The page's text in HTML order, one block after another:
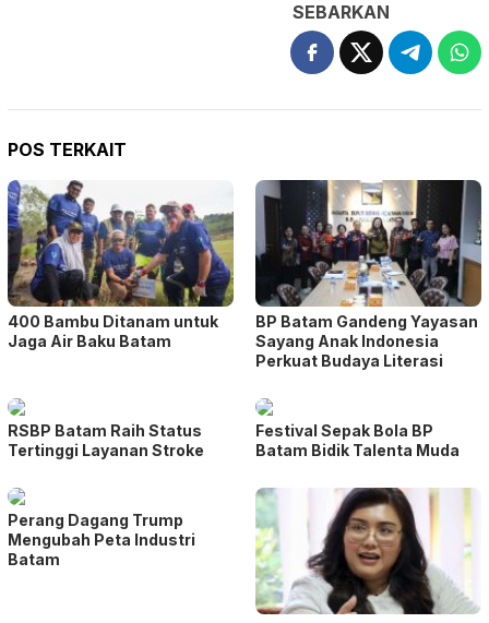
SEBARKAN
POS TERKAIT
400 Bambu Ditanam untuk
Jaga Air Baku Batam
BP Batam Gandeng Yayasan
Sayang Anak Indonesia
Perkuat Budaya Literasi
RSBP Batam Raih Status
Tertinggi Layanan Stroke
Festival Sepak Bola BP
Batam Bidik Talenta Muda
Perang Dagang Trump
Mengubah Peta Industri
Batam